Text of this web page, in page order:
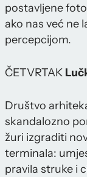
postavljene
ako nas već ne
percepcijom.
ČETVRTAK
Društvo
skandalozno
žuri izgraditi
terminala:
pravila struke i